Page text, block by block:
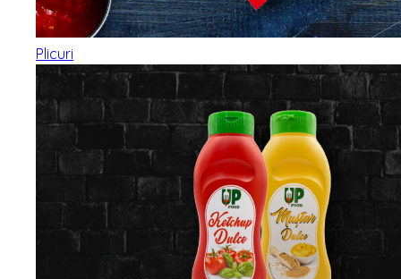
Plicuri